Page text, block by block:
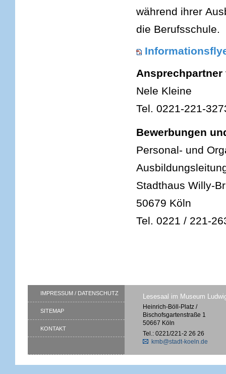
während ihrer
die Berufsschule.
Nele Kleine
Tel. 0221-221-
Bewerbungen
Personal- und
Stadthaus Willy-
50679 Köln
Tel. 0221 / 221-
IMPRESSUM / DATENSCHUTZ
SITEMAP
KONTAKT
Lesesaal im Museum
Heinrich-Böll-Platz /
Bischofsgartenstraße 1
50667 Köln
Tel.: 0221/221-2 26 26
kmb@stadt-koeln.de